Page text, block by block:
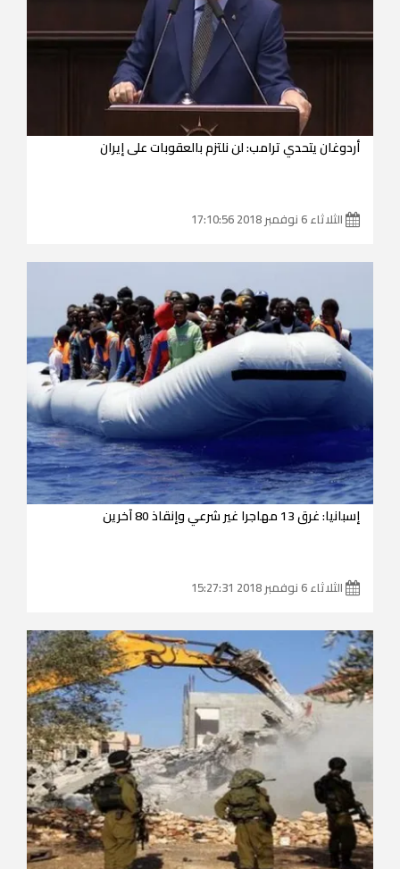
أردوغان يتحدي ترامب: لن نلتزم بالعقوبات على إيران
الثلاثاء 6 نوفمبر 2018 17:10:56
إسبانيا: غرق 13 مهاجرا غير شرعي وإنقاذ 80 آخرين
الثلاثاء 6 نوفمبر 2018 15:27:31